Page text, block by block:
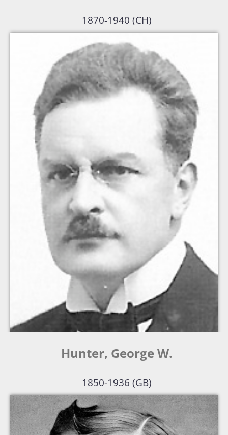
1870-1940 (CH)
Hunter, George W.
1850-1936 (GB)